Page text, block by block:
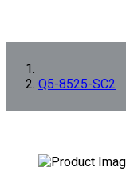
Q5-8525-SC2